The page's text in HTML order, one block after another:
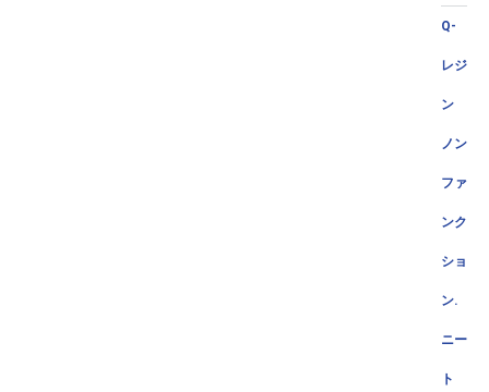
Q-
レジ
ン
ノン
ファ
ンク
ショ
ン.
ニー
ト